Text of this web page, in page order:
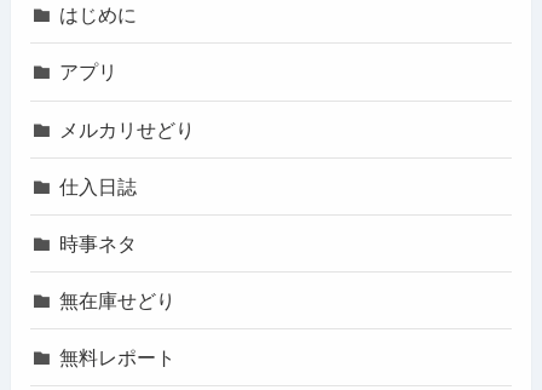
はじめに
アプリ
メルカリせどり
仕入日誌
時事ネタ
無在庫せどり
無料レポート